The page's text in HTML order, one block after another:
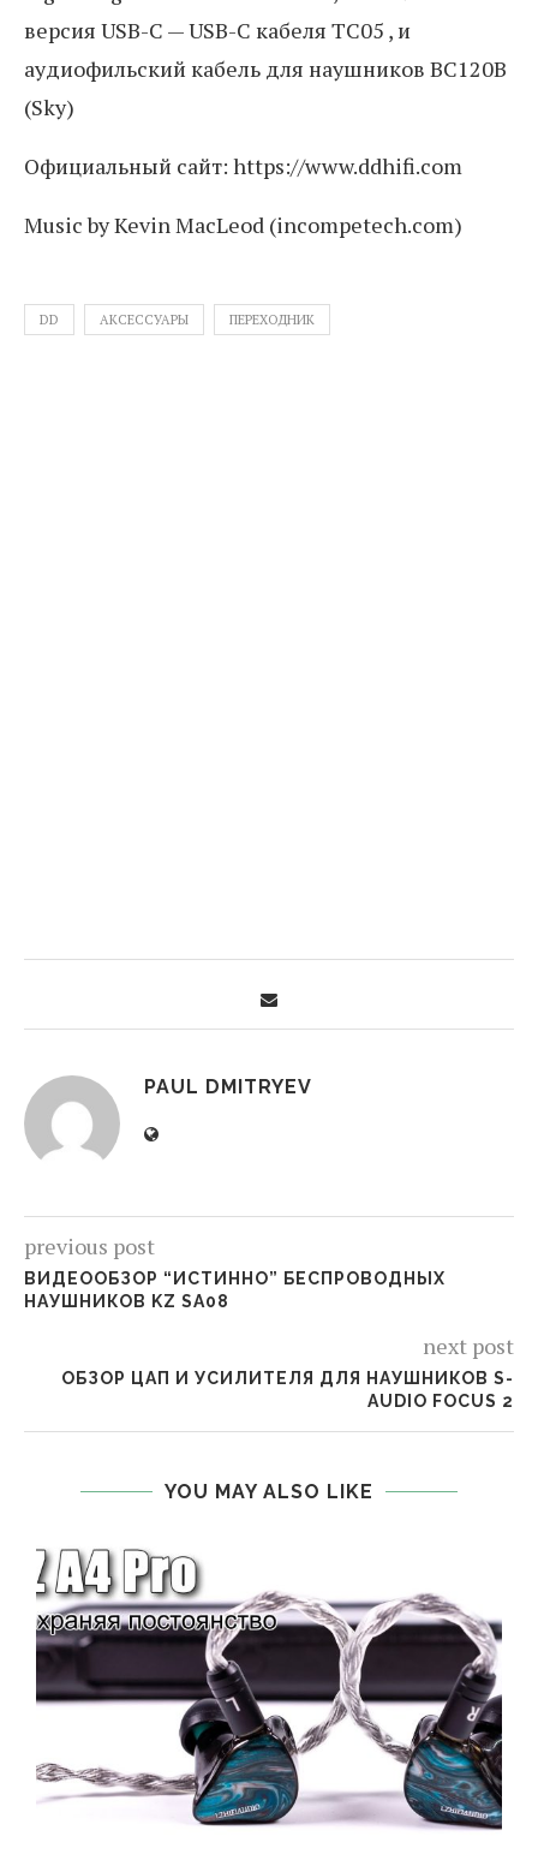
версия USB-C — USB-C кабеля TC05 , и
аудиофильский кабель для наушников BC120B
(Sky)
Официальный сайт: https://www.ddhifi.com
Music by Kevin MacLeod (incompetech.com)
DD АКСЕССУАРЫ ПЕРЕХОДНИК
PAUL DMITRYEV
previous post
ВИДЕООБЗОР “ИСТИННО” БЕСПРОВОДНЫХ
НАУШНИКОВ KZ SA08
next post
ОБЗОР ЦАП И УСИЛИТЕЛЯ ДЛЯ НАУШНИКОВ S-
AUDIO FOCUS 2
YOU MAY ALSO LIKE